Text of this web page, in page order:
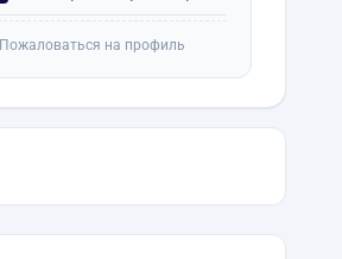
Пожаловаться на профиль